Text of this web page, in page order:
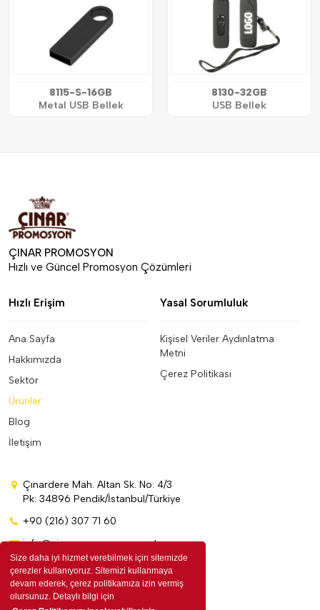
Size daha iyi hizmet verebilmek için sitemizde
çerezler kullanıyoruz. Sitemizi kullanmaya
devam ederek, çerez politikamıza izin vermiş
olursunuz. Detaylı bilgi için
8115-S-16GB
Metal USB Bellek
8130-32GB
USB Bellek
ÇINAR PROMOSYON
Hızlı ve Güncel Promosyon Çözümleri
Hızlı Erişim
Ana Sayfa
Hakkımızda
Sektör
Ürünler
Blog
İletişim
Yasal Sorumluluk
Kişisel Veriler Aydınlatma
Metni
Çerez Politikası
Çınardere Mah. Altan Sk. No: 4/3
Pk: 34896 Pendik/İstanbul/Türkiye
+90 (216) 307 71 60
info@cinarpromosyon.com.tr